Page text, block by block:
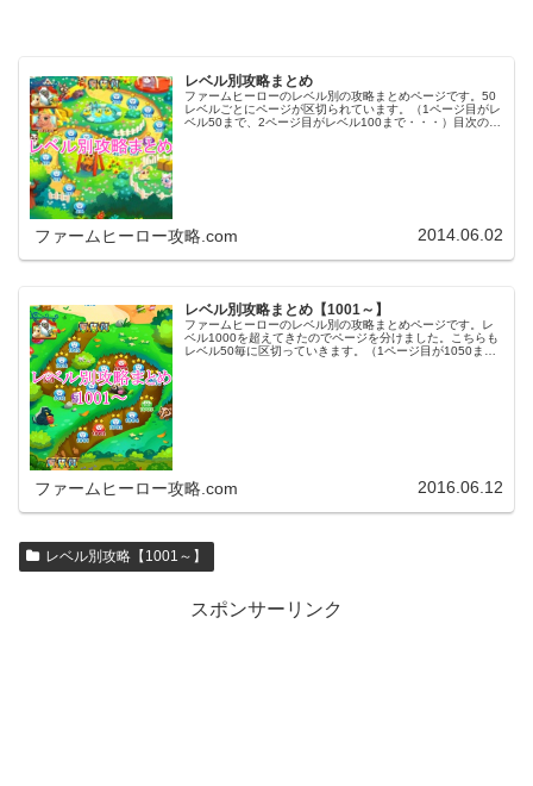
レベル別攻略まとめ
ファームヒーローのレベル別の攻略まとめページです。50
レベルごとにページが区切られています。（1ページ目がレ
ベル50まで、2ページ目がレベル100まで・・・）目次のリ
ファームヒーロー攻略.com 2014.06.02
レベル別攻略まとめ【1001～】
ファームヒーローのレベル別の攻略まとめページです。レ
ベル1000を超えてきたのでページを分けました。こちらも
レベル50毎に区切っていきます。（1ページ目が1050ま
ファームヒーロー攻略.com 2016.06.12
レベル別攻略【1001～】
スポンサーリンク